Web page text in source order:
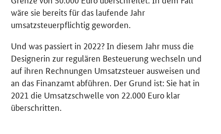
wäre sie bereits für das laufende Jahr
umsatzsteuerpflichtig geworden.
Und was passiert in 2022? In diesem Jahr muss die
Designerin zur regulären Besteuerung wechseln und
auf ihren Rechnungen Umsatzsteuer ausweisen und
an das Finanzamt abführen. Der Grund ist: Sie hat in
2021 die Umsatzschwelle von 22.000 Euro klar
überschritten.